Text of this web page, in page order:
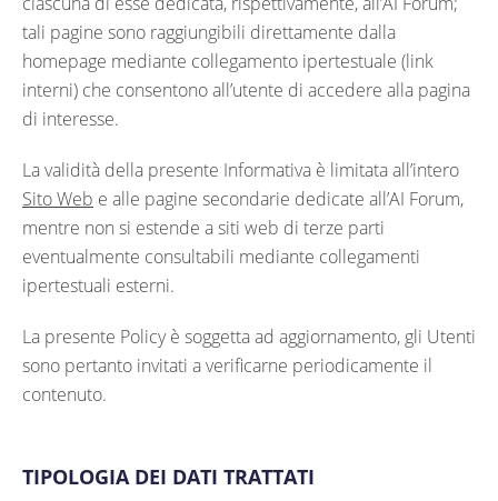
tali pagine sono raggiungibili direttamente dalla
homepage mediante collegamento ipertestuale (link
interni) che consentono all’utente di accedere alla pagina
di interesse.
La validità della presente Informativa è limitata all’intero
Sito Web e alle pagine secondarie dedicate all’AI Forum,
mentre non si estende a siti web di terze parti
eventualmente consultabili mediante collegamenti
ipertestuali esterni.
La presente Policy è soggetta ad aggiornamento, gli Utenti
sono pertanto invitati a verificarne periodicamente il
contenuto.
TIPOLOGIA DEI DATI TRATTATI